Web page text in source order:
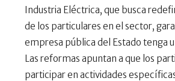
Industria Eléctrica, que busca
de los particulares en el sector,
empresa pública del Estado tenga
Las reformas apuntan a que los
participar en actividades